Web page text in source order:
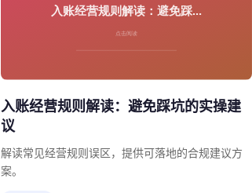
入账经营规则解读：避免踩坑的实操建
议
解读常见经营规则误区，提供可落地的合规建议方
案。